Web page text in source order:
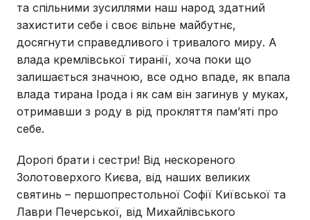
та спільними зусиллями наш народ здатний
захистити себе і своє вільне майбутнє,
досягнути справедливого і тривалого миру. А
влада кремлівської тиранії, хоча поки що
залишається значною, все одно впаде, як впала
влада тирана Ірода і як сам він загинув у муках,
отримавши з роду в рід прокляття пам’яті про
себе.
Дорогі брати і сестри! Від нескореного
Золотоверхого Києва, від наших великих
святинь – першопрестольної Софії Київської та
Лаври Печерської, від Михайлівського